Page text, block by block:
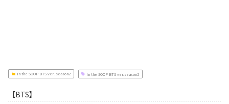
In the SOOP BTS ver. season2 In the SOOP BTS ver.season2
【BTS】